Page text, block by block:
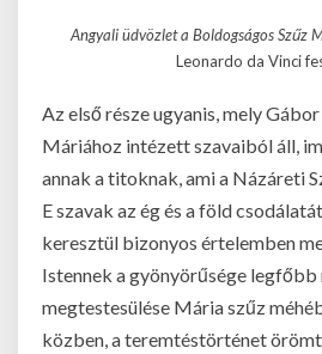
Angyali üdvözlet a Boldogságos Szűz
Leonardo da Vinci
Az első része ugyanis, mely
Máriához intézett szavaiból áll,
annak a titoknak, ami a Názáreti
E szavak az ég és a föld
keresztül bizonyos értelemben
Istennek a gyönyörűsége legfőbb
megtestesülése Mária szűz
közben, a teremtéstörténet